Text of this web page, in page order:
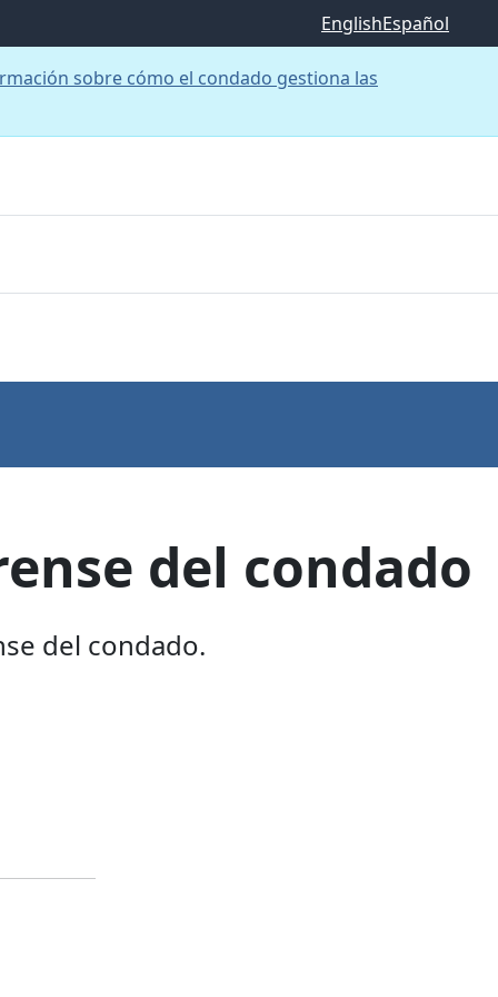
EnglishEspañol
sobre cómo el condado gestiona las
del condado
del condado.